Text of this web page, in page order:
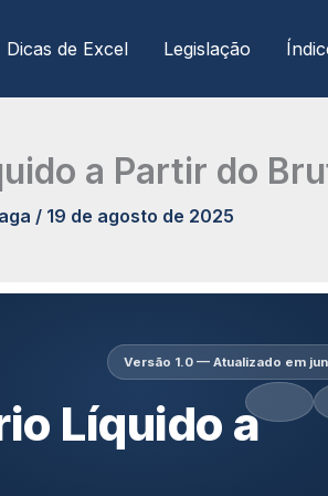
Dicas de Excel Legislação
a Partir do
/ 19 de agosto de 2025
Versão 1.0 — Atualizado em
Líquido a